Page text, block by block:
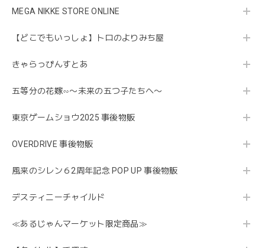
MEGA NIKKE STORE ONLINE
【どこでもいっしょ】トロのよりみち屋
きゃらっぴんすとあ
五等分の花嫁∽〜未来の五つ子たちへ〜
東京ゲームショウ2025 事後物販
OVERDRIVE 事後物販
風来のシレン６2周年記念 POP UP 事後物販
デスティニーチャイルド
≪あるじゃんマーケット限定商品≫